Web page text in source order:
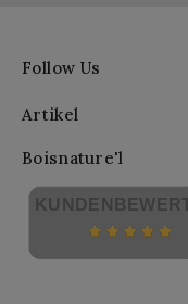
Follow Us
Artikel
Boisnature'l